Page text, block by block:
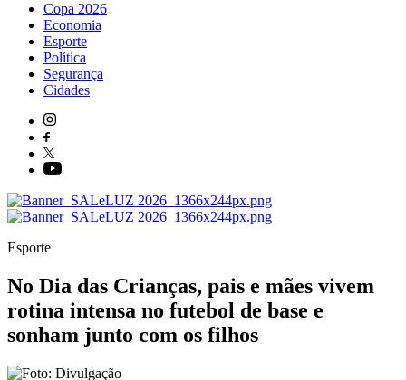
Copa 2026
Economia
Esporte
Política
Segurança
Cidades
Esporte
No Dia das Crianças, pais e mães vivem
rotina intensa no futebol de base e
sonham junto com os filhos